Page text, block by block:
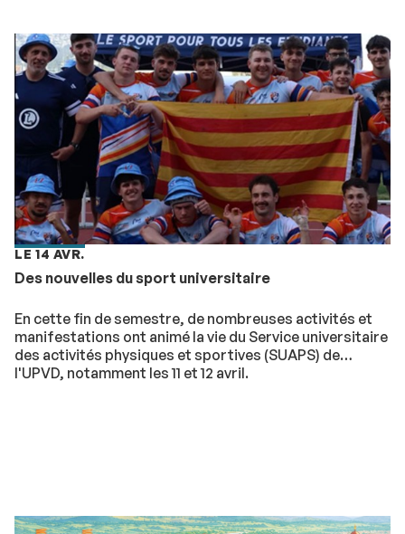
LE 14 AVR.
Des nouvelles du sport universitaire
En cette fin de semestre, de nombreuses activités et
manifestations ont animé la vie du Service universitaire
des activités physiques et sportives (SUAPS) de
l'UPVD, notamment les 11 et 12 avril.